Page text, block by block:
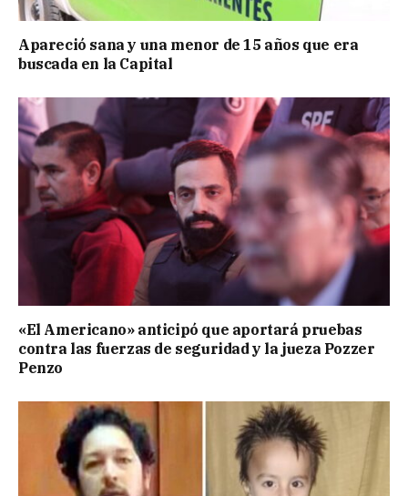
Apareció sana y una menor de 15 años que era
buscada en la Capital
«El Americano» anticipó que aportará pruebas
contra las fuerzas de seguridad y la jueza Pozzer
Penzo